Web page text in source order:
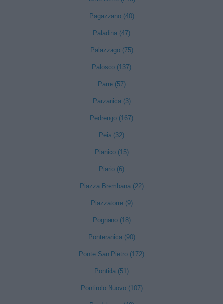
Pagazzano (40)
Paladina (47)
Palazzago (75)
Palosco (137)
Parre (57)
Parzanica (3)
Pedrengo (167)
Peia (32)
Pianico (15)
Piario (6)
Piazza Brembana (22)
Piazzatorre (9)
Pognano (18)
Ponteranica (90)
Ponte San Pietro (172)
Pontida (51)
Pontirolo Nuovo (107)